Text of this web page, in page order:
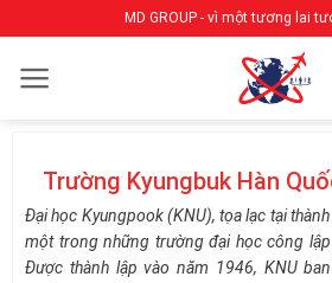
qua
nội
MD GROUP - vì một tương lai
Trường Kyungbuk Hàn
Đại học Kyungpook (KNU), tọa lạc tại
một trong những trường đại học công
Được thành lập vào năm 1946, KNU